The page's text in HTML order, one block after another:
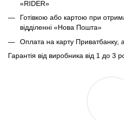
«RIDER»
Готівкою або картою при
відділенні «Нова Пошта»
Оплата на карту Приватбанку,
Гарантія від виробника від 1 до 3